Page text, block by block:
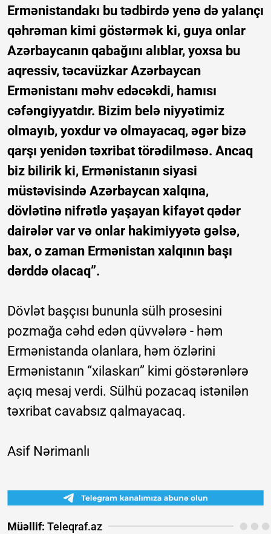
Ermənistandakı bu tədbirdə yenə də yalançı
qəhrəman kimi göstərmək ki, guya onlar
Azərbaycanın qabağını alıblar, yoxsa bu
aqressiv, təcavüzkar Azərbaycan
Ermənistanı məhv edəcəkdi, hamısı
cəfəngiyyatdır. Bizim belə niyyətimiz
olmayıb, yoxdur və olmayacaq, əgər bizə
qarşı yenidən təxribat törədilməsə. Ancaq
biz bilirik ki, Ermənistanın siyasi
müstəvisində Azərbaycan xalqına,
dövlətinə nifrətlə yaşayan kifayət qədər
dairələr var və onlar hakimiyyətə gəlsə,
bax, o zaman Ermənistan xalqının başı
dərddə olacaq”.
Dövlət başçısı bununla sülh prosesini
pozmağa cəhd edən qüvvələrə - həm
Ermənistanda olanlara, həm özlərini
Ermənistanın “xilaskarı” kimi göstərənlərə
açıq mesaj verdi. Sülhü pozacaq istənilən
təxribat cavabsız qalmayacaq.
Asif Nərimanlı
Müəllif: Teleqraf.az